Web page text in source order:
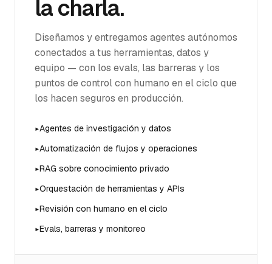
la charla.
Diseñamos y entregamos agentes autónomos
conectados a tus herramientas, datos y
equipo — con los evals, las barreras y los
puntos de control con humano en el ciclo que
los hacen seguros en producción.
▸Agentes de investigación y datos
▸Automatización de flujos y operaciones
▸RAG sobre conocimiento privado
▸Orquestación de herramientas y APIs
▸Revisión con humano en el ciclo
▸Evals, barreras y monitoreo